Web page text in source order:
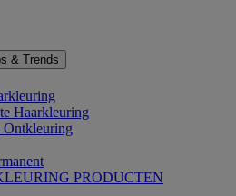
& Trends
Haarkleuring
Ontkleuring
PRODUCTEN